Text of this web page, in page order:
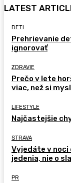
LATEST
DETI
Prehrievanie
ignorovať
ZDRAVIE
Prečo v lete
viac, než si
LIFESTYLE
Najčastejšie
STRAVA
Vyjedáte v noci
jedenia, nie o
PR